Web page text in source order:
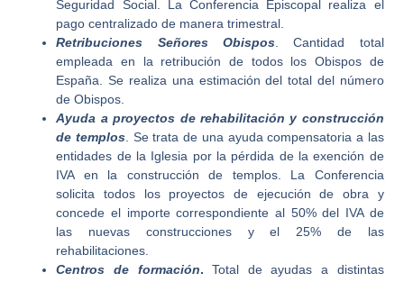
Seguridad Social. La Conferencia Episcopal realiza el
pago centralizado de manera trimestral.
Retribuciones Señores Obispos . Cantidad total
empleada en la retribución de todos los Obispos de
España. Se realiza una estimación del total del número
de Obispos.
Ayuda a proyectos de rehabilitación y construcción
de templos . Se trata de una ayuda compensatoria a las
entidades de la Iglesia por la pérdida de la exención de
IVA en la construcción de templos. La Conferencia
solicita todos los proyectos de ejecución de obra y
concede el importe correspondiente al 50% del IVA de
las nuevas construcciones y el 25% de las
rehabilitaciones.
Centros de formación. Total de ayudas a distintas